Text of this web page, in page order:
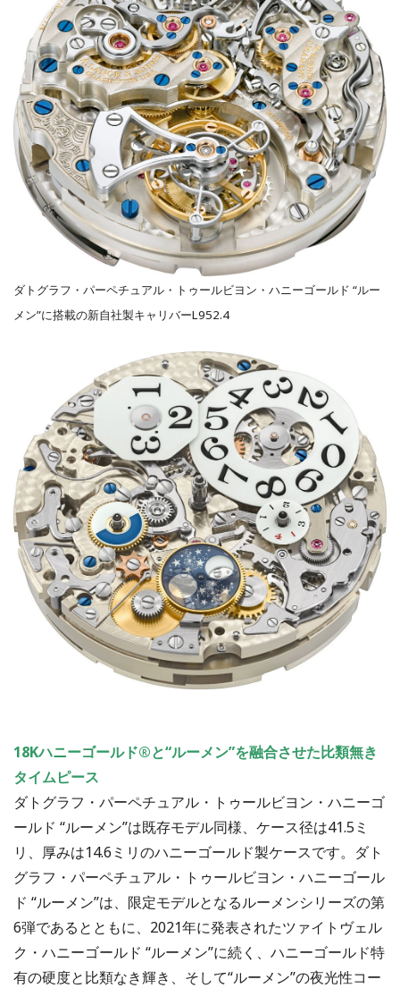
ダトグラフ・パーペチュアル・トゥールビヨン・ハニーゴールド “ルー
メン”に搭載の新自社製キャリバーL952.4
18Kハニーゴールド®と“ルーメン”を融合させた比類無き
タイムピース
ダトグラフ・パーペチュアル・トゥールビヨン・ハニーゴ
ールド “ルーメン”は既存モデル同様、ケース径は41.5ミ
リ、厚みは14.6ミリのハニーゴールド製ケースです。ダト
グラフ・パーペチュアル・トゥールビヨン・ハニーゴール
ド “ルーメン”は、限定モデルとなるルーメンシリーズの第
6弾であるとともに、2021年に発表されたツァイトヴェル
ク・ハニーゴールド “ルーメン”に続く、ハニーゴールド特
有の硬度と比類なき輝き、そして“ルーメン”の夜光性コー